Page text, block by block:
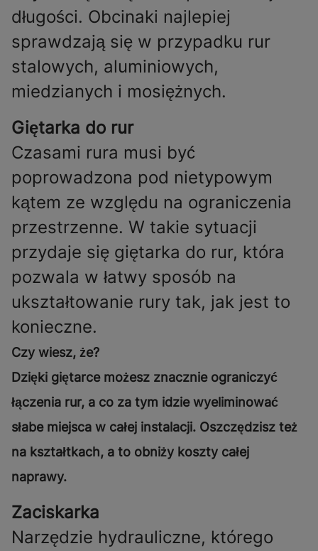
długości. Obcinaki najlepiej
sprawdzają się w przypadku rur
stalowych, aluminiowych,
miedzianych i mosiężnych.
Giętarka do rur
Czasami rura musi być
poprowadzona pod nietypowym
kątem ze względu na ograniczenia
przestrzenne. W takie sytuacji
przydaje się giętarka do rur, która
pozwala w łatwy sposób na
ukształtowanie rury tak, jak jest to
konieczne.
Czy wiesz, że?
Dzięki giętarce możesz znacznie ograniczyć
łączenia rur, a co za tym idzie wyeliminować
słabe miejsca w całej instalacji. Oszczędzisz też
na kształtkach, a to obniży koszty całej
naprawy.
Zaciskarka
Narzędzie hydrauliczne, którego